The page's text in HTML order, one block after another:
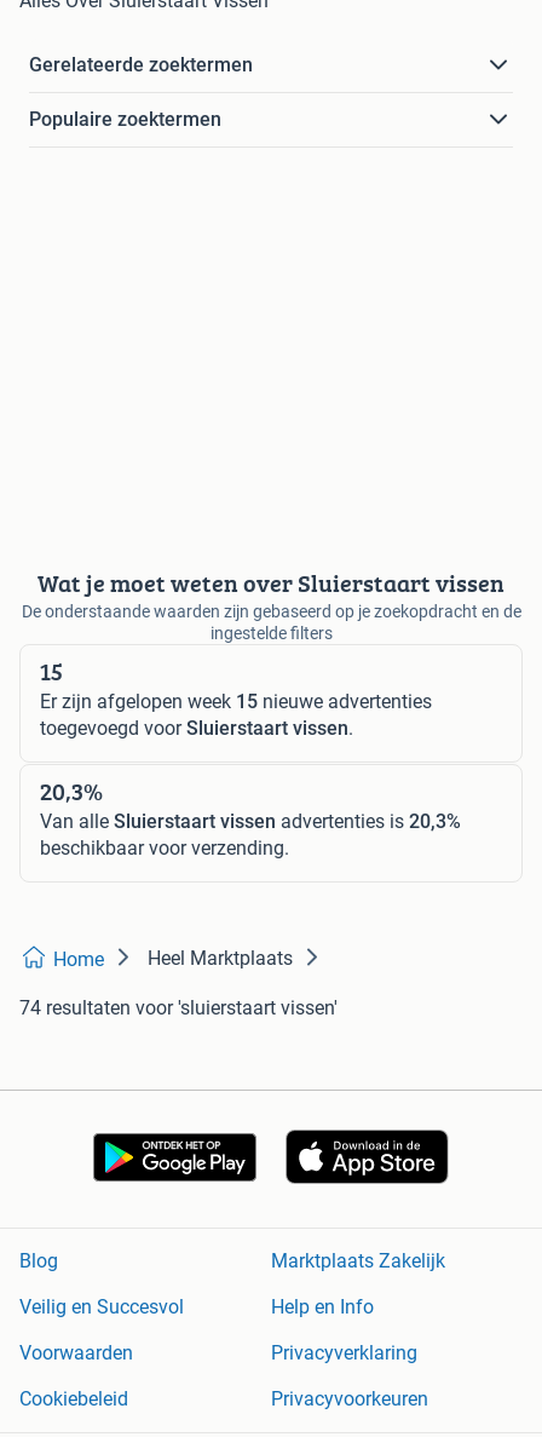
Gerelateerde zoektermen
Populaire zoektermen
Wat je moet weten over Sluierstaart vissen
De onderstaande waarden zijn gebaseerd op je zoekopdracht en de
ingestelde filters
15
Er zijn afgelopen week 15 nieuwe advertenties
toegevoegd voorSluierstaart vissen.
20,3%
Van alle Sluierstaart vissen advertenties is 20,3%
beschikbaar voor verzending.
Home Heel Marktplaats
74 resultaten voor 'sluierstaart vissen'
Blog
Marktplaats Zakelijk
Veilig en Succesvol
Help en Info
Voorwaarden
Privacyverklaring
Cookiebeleid
Privacyvoorkeuren